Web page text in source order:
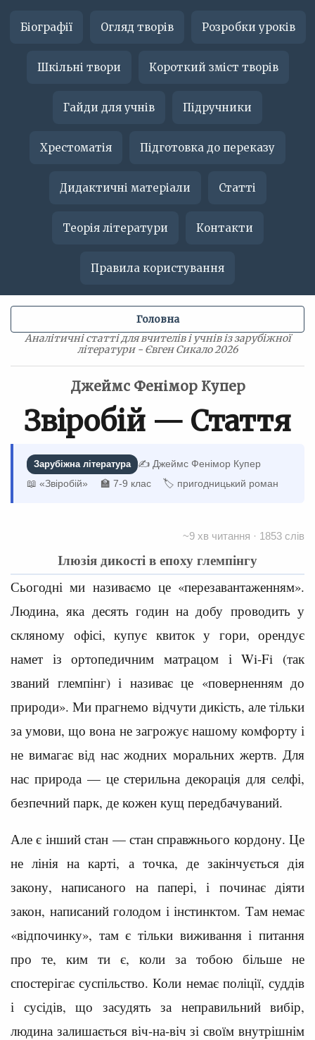
Біографії Огляд творів Розробки уроків
Шкільні твори Короткий зміст творів
Гайди для учнів Підручники
Хрестоматія Підготовка до переказу
Дидактичні матеріали Статті
Теорія літератури Контакти
Правила користування
Аналітичні статті для вчителів і учнів із зарубіжної
літератури - Євген Сикало 2026
Головна
Джеймс Фенімор Купер
Звіробій — Стаття
Зарубіжна література
✍️ Джеймс Фенімор Купер
📖 «Звіробій»
🏫 7-9 клас 🏷 пригодницький роман
~9 хв читання · 1853 слів
Ілюзія дикості в епоху глемпінгу
Сьогодні ми називаємо це «перезавантаженням».
Людина, яка десять годин на добу проводить у
скляному офісі, купує квиток у гори, орендує
намет із ортопедичним матрацом і Wi-Fi (так
званий глемпінг) і називає це «поверненням до
природи». Ми прагнемо відчути дикість, але тільки
за умови, що вона не загрожує нашому комфорту і
не вимагає від нас жодних моральних жертв. Для
нас природа — це стерильна декорація для селфі,
безпечний парк, де кожен кущ передбачуваний.
Але є інший стан — стан справжнього кордону. Це
не лінія на карті, а точка, де закінчується дія
закону, написаного на папері, і починає діяти
закон, написаний голодом і інстинктом. Там немає
«відпочинку», там є тільки виживання і питання
про те, ким ти є, коли за тобою більше не
спостерігає суспільство. Коли немає поліції, суддів
і сусідів, що засудять за неправильний вибір,
людина залишається віч-на-віч зі своїм внутрішнім